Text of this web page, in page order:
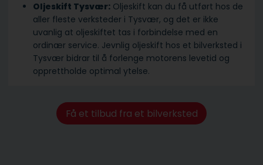
Oljeskift Tysvær: Oljeskift kan du få utført hos de
aller fleste verksteder i Tysvær, og det er ikke
uvanlig at oljeskiftet tas i forbindelse med en
ordinær service. Jevnlig oljeskift hos et bilverksted i
Tysvær bidrar til å forlenge motorens levetid og
opprettholde optimal ytelse.
Få et tilbud fra et bilverksted